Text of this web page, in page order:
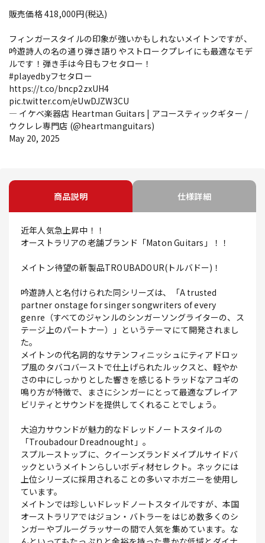
販売価格 418,000円(税込)
フィンガースタイルの印象が強いかもしれないメイトンですが、
吟遊詩人の名の通り弾き語りやストロークプレイにも最適なモデ
ルです！弾き手は今日もフセタロー！
#playedbyフセタロー
https://t.co/bncp2zxUH4
pic.twitter.com/eUwDJZW3CU
— イケベ楽器店 Heartman Guitars | アコースティックギター /
ウクレレ専門店 (@heartmanguitars)
May 20, 2025
商品説明 仕様詳細
近年人気急上昇中！！
オーストラリアの老舗ブランド「Maton Guitars」！！
メイトン待望の新製品TROUBADOUR(トルバドー)！
吟遊詩人と名付けられた同シリーズは、「A trusted
partner onstage for singer songwriters of every
genre（すべてのジャンルのシンガーソングライターの、ス
テージ上のパートナー）」というテーマにて開発されまし
た。
メイトンの代名詞的なサテンフィニッシュにティアドロッ
プ風のタバコバーストで仕上げられたルックスと、軽やか
さの中にしっかりとした響きを感じるトラッドなアコギの
鳴り方が特徴で、まさにシンガーにとって最適なプレイア
ビリティとサウンドを提供してくれることでしょう。
大迫力サウンドが魅力的なドレッドノートスタイルの
「Troubadour Dreadnought」。
スプルーストップに、クイーンズランドメイプルサイドバ
ックというメイトンらしいボディ材セレクト。ネックには
上位シリーズに採用されることの多いマホガニーを使用し
ています。
メイトンでは珍しいドレッドノートスタイルですが、本国
オーストラリアではジョン・バトラーをはじめ数多くのシ
ンガーやブルーグラッサーの間で人気を集めています。な